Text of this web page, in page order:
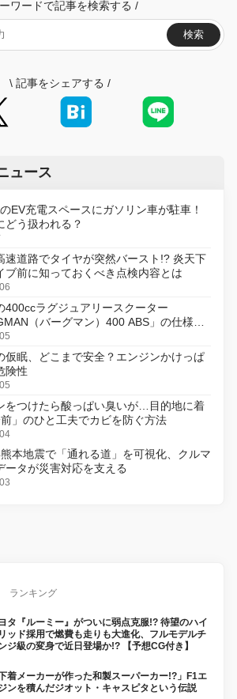
ワードで記事を検索する /
検索
\ 記事をシェアする /
ュース
EV充電スペースにガソリン車が駐車！
どう扱われる？
速道路でタイヤが突然バースト!? 炎天下
ブ前に知っておくべき点検内容とは
400ccラグジュアリースクーター
（バーグマン）400 ABS」の仕様を
8月18日に発売
仮眠、どこまで安全？エンジンかけっぱ
険性
をつけたら酸っぱい臭いが…目的地に着
」のひと工夫でカビを防ぐ方法
本地震で「通れる道」を可視化、クルマ
ータが災害対応を支える
ランキング
ヨタ『ルーミー』がついに弱点克服!? 待望のハイ
ッド採用で燃費も走りも大進化、フルモデルチ
ジ級の変身で近日登場か!? 【予想CG付き】
下着メーカーが作った和製スーパーカー!?」F1エ
ンを積んだジオット・キャスピタという伝説